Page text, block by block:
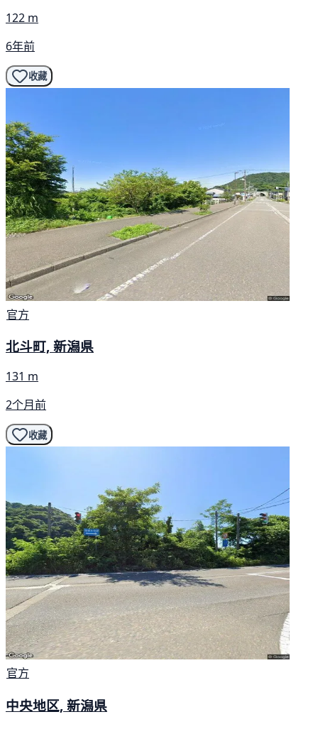
122 m
6年前
收藏
官方
北斗町, 新潟県
131 m
2个月前
收藏
官方
中央地区, 新潟県